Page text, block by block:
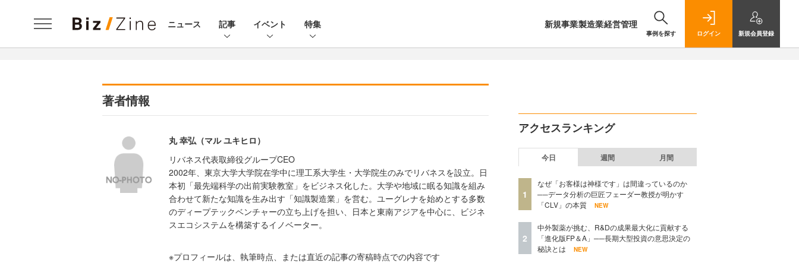
ニュース 記事 イベント 特集 新規事業製造業経営管理
事例を探す ログイン 新規会員登録
著者情報
丸 幸弘（マル ユキヒロ）
リバネス代表取締役グループCEO
2002年、東京大学大学院在学中に理工系大学生・大学院生のみでリバネスを設立。日
本初「最先端科学の出前実験教室」をビジネス化した。大学や地域に眠る知識を組み
合わせて新たな知識を生み出す「知識製造業」を営む。ユーグレナを始めとする多数
のディープテックベンチャーの立ち上げを担い、日本と東南アジアを中心に、ビジネ
スエコシステムを構築するイノベーター。
※プロフィールは、執筆時点、または直近の記事の寄稿時点での内容です
アクセスランキング
今日 週間 月間
1
なぜ「お客様は神様です」は間違っているのか
──データ分析の巨匠フェーダー教授が明かす
「CLV」の本質
NEW
2
中外製薬が挑む、R&Dの成果最大化に貢献する
「進化版FP＆A」──長期大型投資の意思決定の
秘訣とは
NEW